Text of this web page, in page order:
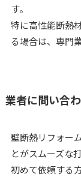
す。
特に高性能断熱
る場合は、専門
業者に問い合
壁断熱リフォー
とがスムーズな
初めて依頼する